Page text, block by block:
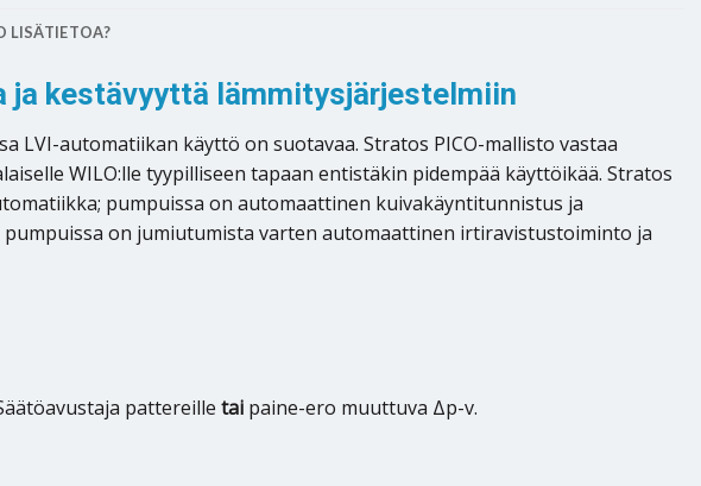
LISÄTIETOA?
ja kestävyyttä lämmitysjärjestelmiin
LVI-automatiikan käyttö on suotavaa. Stratos PICO-mallisto vastaa
WILO:lle tyypilliseen tapaan entistäkin pidempää käyttöikää. Stratos
pumpuissa on automaattinen kuivakäyntitunnistus ja
on jumiutumista varten automaattinen irtiravistustoiminto ja
pattereille tai paine-ero muuttuva Δp-v.